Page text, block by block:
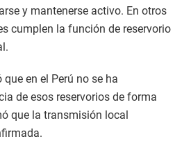
y mantenerse activo. En otros
cumplen la función de reservorio
que en el Perú no se ha
de esos reservorios de forma
que la transmisión local